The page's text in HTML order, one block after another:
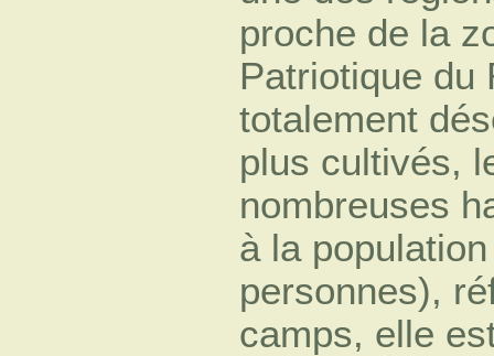
proche de la
Patriotique du
totalement
plus cultivés,
nombreuses
à la
personnes),
camps, elle